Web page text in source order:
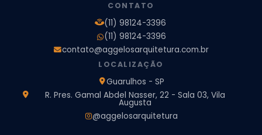
Projeto de Arquitetura 3D
Projeto de Arquitetura Comercial
Projeto de Arquitetura de Casa
Projeto de Arquitetura de Interiores
Projeto de Arquitetura e Engenharia
Projeto de Arquitetura para Apartamentos
Projeto de Arquitetura Residencial
Projeto de Interiores Comercial
Projeto de Interiores Completo
Projeto de Interiores Residencial
CONTATO
(11) 98124-3396
(11) 98124-3396
contato@aggelosarquitetura.com.br
LOCALIZAÇÃO
Guarulhos - SP
R. Pres. Gamal Abdel Nasser, 22 - Sala 03, Vila
Augusta
@aggelosarquitetura